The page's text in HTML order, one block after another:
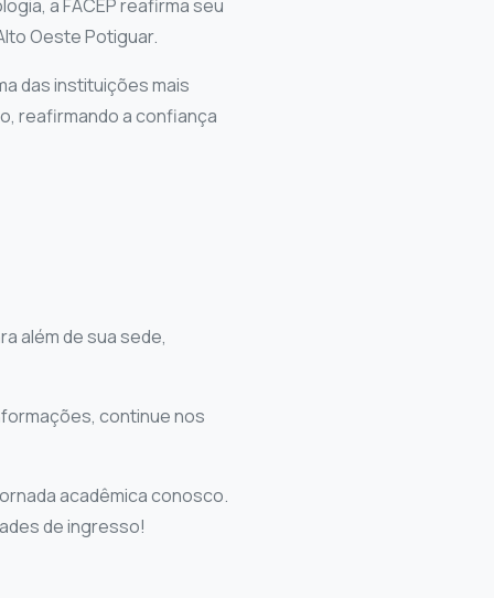
a FACEP reafirma seu
Oeste Potiguar.
das instituições mais
reafirmando a confiança
além de sua sede,
continue nos
acadêmica conosco.
de ingresso!